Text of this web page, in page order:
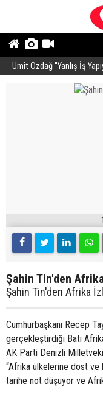
Ümit Özdağ ''Yanlış İş
Şahin Tin'den
Şahin Tin'den Afrika
Cumhurbaşkanı Recep
gerçekleştirdiği Batı
AK Parti Denizli
“Afrika ülkelerine dost
tarihe not düşüyor ve